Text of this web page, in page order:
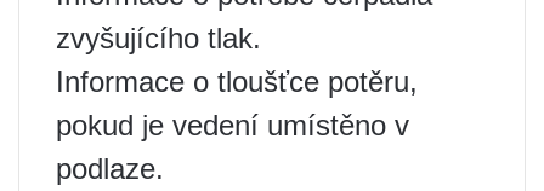
zvyšujícího tlak.
Informace o tloušťce potěru,
pokud je vedení umístěno v
podlaze.